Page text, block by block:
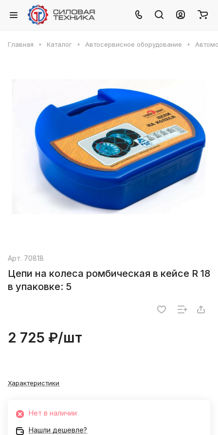
Главная Каталог Автосервисное оборудование
Арт. 70818
Цепи на колеса ромбическая в кейсе R 18
в упаковке: 5
2 725 ₽/шт
Характеристики
Нет в наличии
Нашли дешевле?